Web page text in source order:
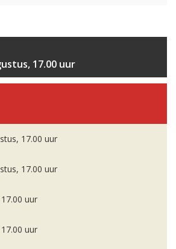
17.00 uur
17.00 uur
17.00 uur
uur
uur